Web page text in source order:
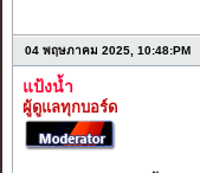
04 พฤษภาคม 2025, 10:48:PM
แป้งน้ำ
ผู้ดูแลทุกบอร์ด